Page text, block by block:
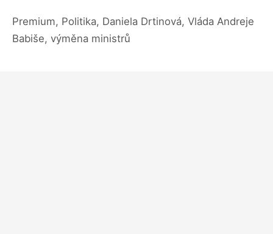
Premium, Politika, Daniela Drtinová, Vláda Andreje
Babiše, výměna ministrů